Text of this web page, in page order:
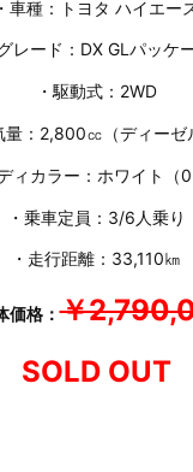
・車種：トヨタ ハイエー
レード：DX GLパッケ
・駆動式：2WD
量：2,800㏄（ディーゼ
ィカラー：ホワイト（
・乗車定員：3/6人乗り
・走行距離：33,110㎞
価格：￥
SOLD OUT